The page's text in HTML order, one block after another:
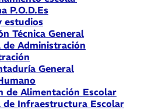
P.O.D.Es
estudios
Técnica General
de Administración
General
de Alimentación Escolar
de Infraestructura Escolar